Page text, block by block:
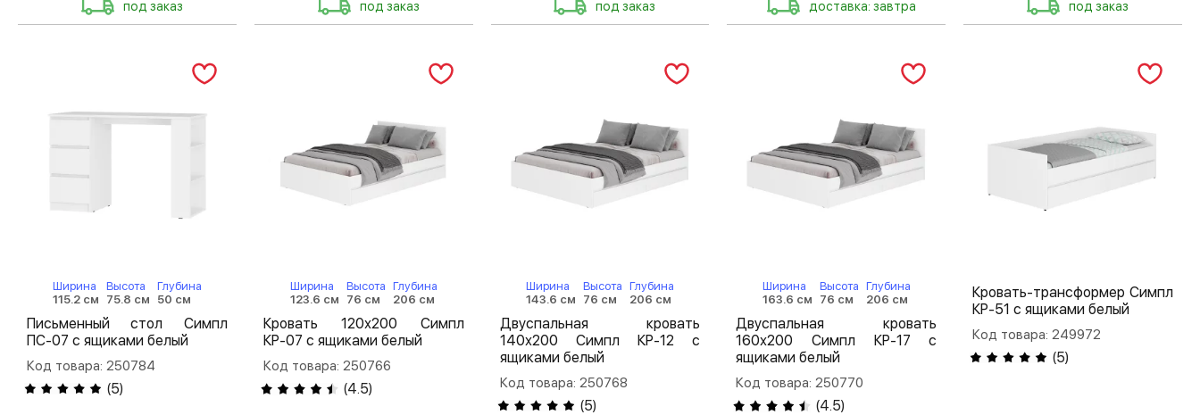
под заказ под заказ под заказ доставка: завтра под заказ
Ширина
115.2 см
Высота
75.8 см
Глубина
50 см
Письменный стол Симпл
ПС-07 с ящиками белый
Код товара: 250784
(5)
Ширина
123.6 см
Высота
76 см
Глубина
206 см
Кровать 120х200 Симпл
КР-07 с ящиками белый
Код товара: 250766
(4.5)
Ширина
143.6 см
Высота
76 см
Глубина
206 см
Двуспальная кровать
140х200 Симпл КР-12 с
ящиками белый
Код товара: 250768
(5)
Ширина
163.6 см
Высота
76 см
Глубина
206 см
Двуспальная кровать
160х200 Симпл КР-17 с
ящиками белый
Код товара: 250770
(4.5)
Кровать-трансформер Симпл
КР-51 с ящиками белый
Код товара: 249972
(5)